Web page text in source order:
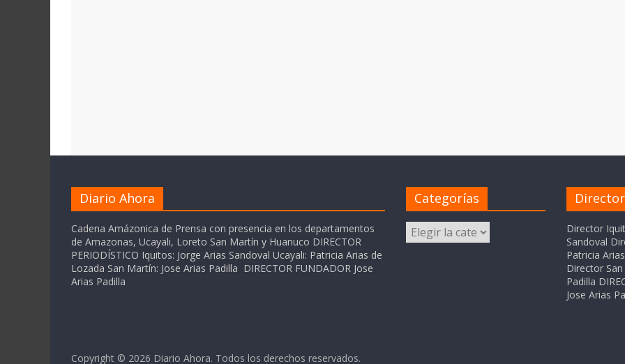
Diario Ahora
Cadena Amázonica de Prensa con presencia en los departamentos
de Amazonas, Ucayali, Loreto San Martín y Huanuco DIRECTOR
PERIODÍSTICO Iquitos: Jorge Arias Sandoval Ucayali: Patricia Arias de
Lozada San Martín: Jose Arias Padilla DIRECTOR FUNDADOR Jose
Arias Padilla
Categorías
Categorías
Director
Sandoval
Patricia
Director
Padilla
Jose Arias
Copyright © 2026 Diario Ahora. Todos los derechos reservados.